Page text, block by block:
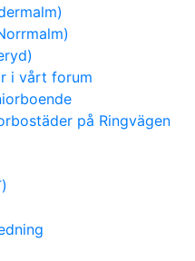
i vårt forum
på Ringvägen